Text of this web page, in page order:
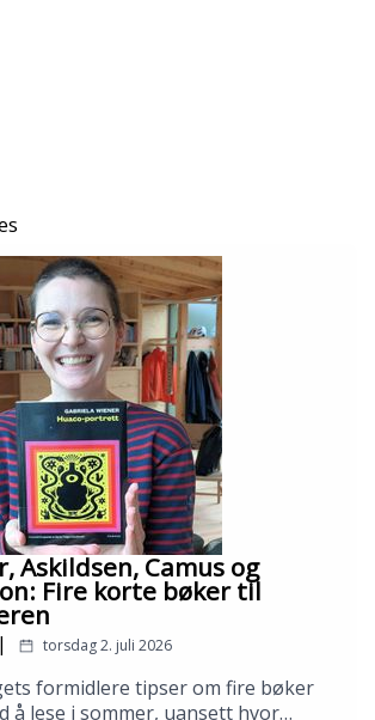
Askildsen, Camus og
Fire korte bøker til
| torsdag 2. juli 2026
formidlere tipser om fire bøker
å lese i sommer, uansett hvor